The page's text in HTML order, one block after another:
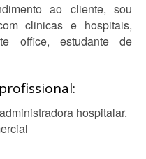
ao cliente, sou
clinicas e hospitais,
office, estudante de
hospitalar.